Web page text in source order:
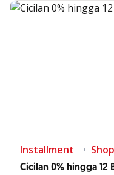
Installment
Cicilan 0% hingga